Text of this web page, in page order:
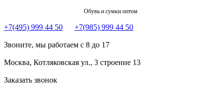
Обувь и сумки оптом
+7(495) 999 44 50 +7(985) 999 44 50
Звоните, мы работаем с 8 до 17
Москва, Котляковская ул., 3 строение 13
Заказать звонок